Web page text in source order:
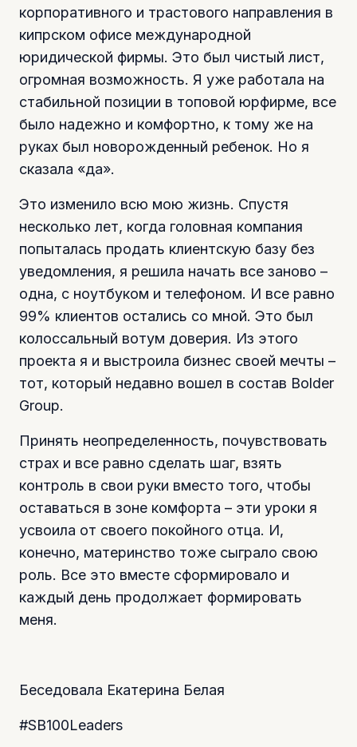
корпоративного и трастового направления в
кипрском офисе международной
юридической фирмы. Это был чистый лист,
огромная возможность. Я уже работала на
стабильной позиции в топовой юрфирме, все
было надежно и комфортно, к тому же на
руках был новорожденный ребенок. Но я
сказала «да».
Это изменило всю мою жизнь. Спустя
несколько лет, когда головная компания
попыталась продать клиентскую базу без
уведомления, я решила начать все заново –
одна, с ноутбуком и телефоном. И все равно
99% клиентов остались со мной. Это был
колоссальный вотум доверия. Из этого
проекта я и выстроила бизнес своей мечты –
тот, который недавно вошел в состав Bolder
Group.
Принять неопределенность, почувствовать
страх и все равно сделать шаг, взять
контроль в свои руки вместо того, чтобы
оставаться в зоне комфорта – эти уроки я
усвоила от своего покойного отца. И,
конечно, материнство тоже сыграло свою
роль. Все это вместе сформировало и
каждый день продолжает формировать
меня.
Беседовала Екатерина Белая
#SB100Leaders